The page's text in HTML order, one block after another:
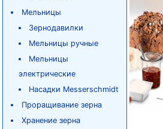
Мельницы
Зернодавилки
Мельницы ручные
Мельницы
электрические
Насадки Messerschmidt
Проращивание зерна
Хранение зерна